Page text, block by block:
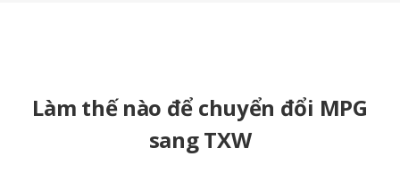
Làm thế nào để chuyển đổi MPG
sang TXW